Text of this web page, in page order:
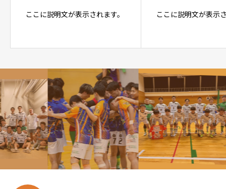
ここに説明文が表示されます。 ここに説明文が表示